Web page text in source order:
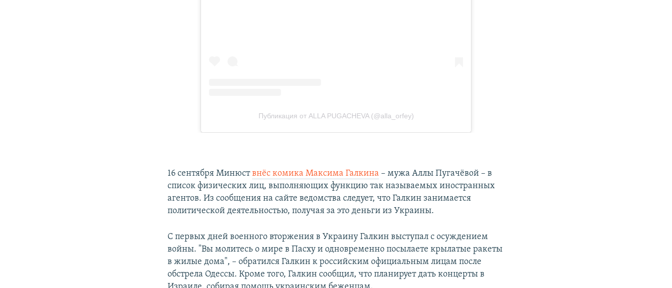
16 сентября Минюствнёс комика Максима Галкина – мужа Аллы Пугачёвой – в
список физических лиц, выполняющих функцию так называемых иностранных
агентов. Из сообщения на сайте ведомства следует, что Галкин занимается
политической деятельностью, получая за это деньги из Украины.
С первых дней военного вторжения в Украину Галкин выступал с осуждением
войны. "Вы молитесь о мире в Пасху и одновременно посылаете крылатые ракеты
в жилые дома", – обратился Галкин к российским официальным лицам после
обстрела Одессы. Кроме того, Галкин сообщил, что планирует дать концерты в